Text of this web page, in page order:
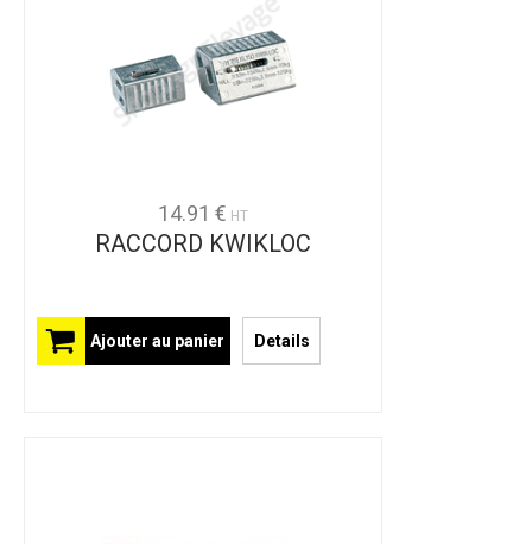
14.91 € HT
RACCORD KWIKLOC
Ajouter au panier Details